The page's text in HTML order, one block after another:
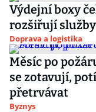
Výdejní boxy
rozšiřují
Doprava a logistika
Měsíc po
se zotavují,
přetrvávat
Byznys